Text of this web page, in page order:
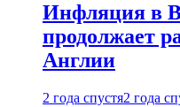
Инфляция в
продолжает
Англии
2 года спустя2 года